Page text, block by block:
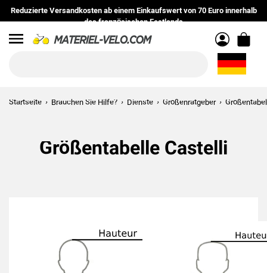
Reduzierte Versandkostenab einem Einkaufswert von 70 Euroinnerhalb
desfranzösischen Festlands
Startseite Brauchen Sie Hilfe? Dienste Größenratgeber
Größentabelle Castelli